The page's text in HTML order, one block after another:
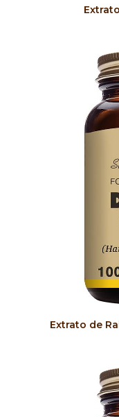
Extrato de